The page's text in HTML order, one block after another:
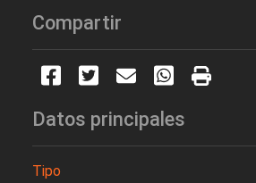
Compartir
Datos principales
Tipo